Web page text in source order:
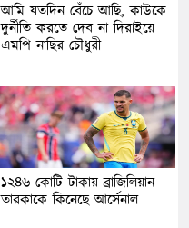
আমি যতদিন বেঁচে আছি, কাউকে
দুর্নীতি করতে দেব না দিরাইয়ে
এমপি নাছির চৌধুরী
১২৪৬ কোটি টাকায় ব্রাজিলিয়ান
তারকাকে কিনেছে আর্সেনাল